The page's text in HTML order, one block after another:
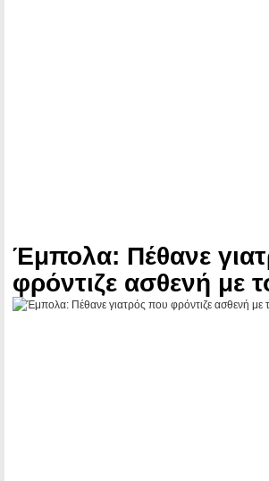
Έμπολα: Πέθανε
φρόντιζε ασθενή με